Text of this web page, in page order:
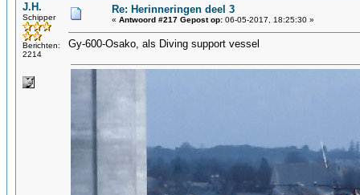
J.H.
Schipper
Berichten:
2214
Re: Herinneringen deel 3
« Antwoord #217 Gepost op: 06-05-2017, 18:25:30 »
Gy-600-Osako, als Diving support vessel